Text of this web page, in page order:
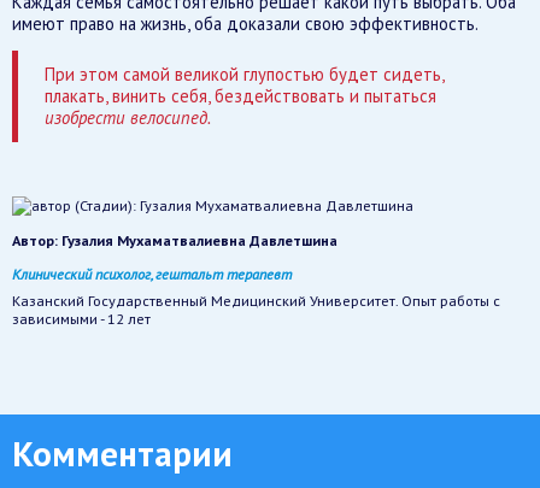
имеют право на жизнь, оба доказали свою эффективность.
При этом самой великой глупостью будет сидеть,
плакать, винить себя, бездействовать и пытаться
изобрести велосипед.
Автор: Гузалия Мухаматвалиевна Давлетшина
Клинический психолог, гештальт терапевт
Казанский Государственный Медицинский Университет. Опыт работы с
зависимыми - 12 лет
Комментарии